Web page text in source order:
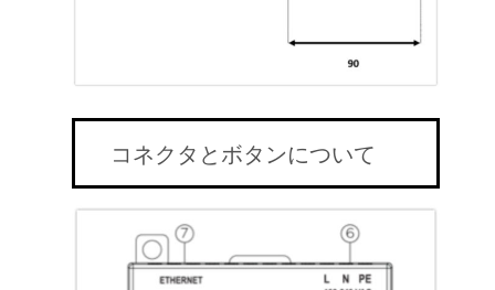
コネクタとボタンについて